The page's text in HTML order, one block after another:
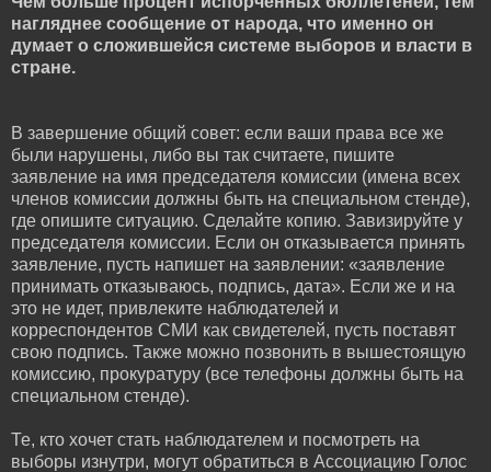
нагляднее сообщение от народа, что именно он
думает о сложившейся системе выборов и власти в
стране.
В завершение общий совет: если ваши права все же
были нарушены, либо вы так считаете, пишите
заявление на имя председателя комиссии (имена всех
членов комиссии должны быть на специальном стенде),
где опишите ситуацию. Сделайте копию. Завизируйте у
председателя комиссии. Если он отказывается принять
заявление, пусть напишет на заявлении: «заявление
принимать отказываюсь, подпись, дата». Если же и на
это не идет, привлеките наблюдателей и
корреспондентов СМИ как свидетелей, пусть поставят
свою подпись. Также можно позвонить в вышестоящую
комиссию, прокуратуру (все телефоны должны быть на
специальном стенде).
Те, кто хочет стать наблюдателем и посмотреть на
выборы изнутри, могут обратиться в Ассоциацию Голос